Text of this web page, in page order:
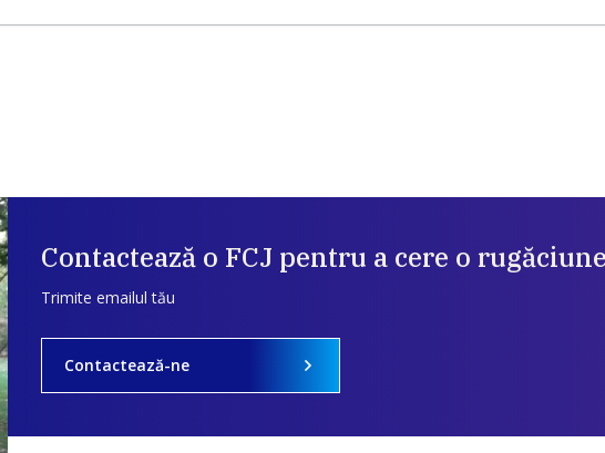
Contactează o FCJ pentru a cere o
Trimite emailul tău
Contactează-ne